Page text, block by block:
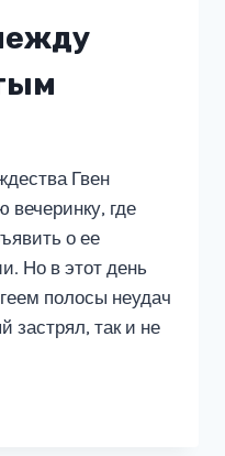
Гвен
вечеринку, где
о ее
Но в этот день
полосы неудач
застрял, так и не